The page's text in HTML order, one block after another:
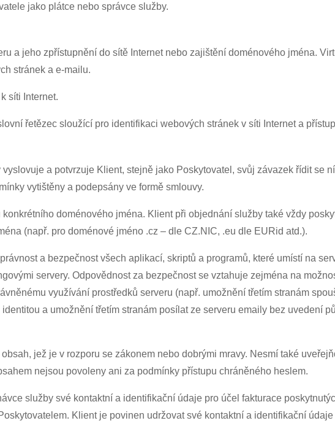
jako plátce nebo správce služby.
a jeho zpřístupnění do sítě Internet nebo zajištění doménového jména.
stránek a e-mailu.
síti Internet.
řetězec sloužící pro identifikaci webových stránek v síti Internet a
a potvrzuje Klient, stejně jako Poskytovatel, svůj závazek řídit se
vytištěny a podepsány ve formě smlouvy.
doménového jména. Klient při objednání služby také vždy
(např. pro doménové jméno .cz – dle CZ.NIC, .eu dle EURid atd.).
a bezpečnost všech aplikací, skriptů a programů, které umístí na
servery. Odpovědnost za bezpečnost se vztahuje zejména na
využívání prostředků serveru (např. umožnění třetím stranám
a umožnění třetím stranám posílat ze serveru emaily bez uvedení
jež je v rozporu se zákonem nebo dobrými mravy. Nesmí také
nejsou povoleny ani za podmínky přístupu chráněného heslem.
služby své kontaktní a identifikační údaje pro účel fakturace
Klient je povinen udržovat své kontaktní a identifikační